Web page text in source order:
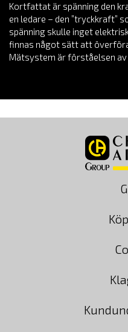
Kortfattat är spänning den
en ledare – den ”tryckkraft”
spänning skulle inget
finnas något sätt att
Mätsystem är förståelsen